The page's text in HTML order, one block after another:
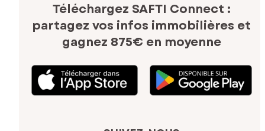
Téléchargez SAFTI Connect :
partagez vos infos immobilières et
gagnez 875€ en moyenne